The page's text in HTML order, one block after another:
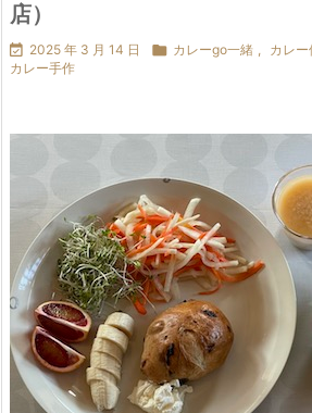
店）
 2025 年 3 月 14 日  カレーgo一緒 , カレー
カレー手作